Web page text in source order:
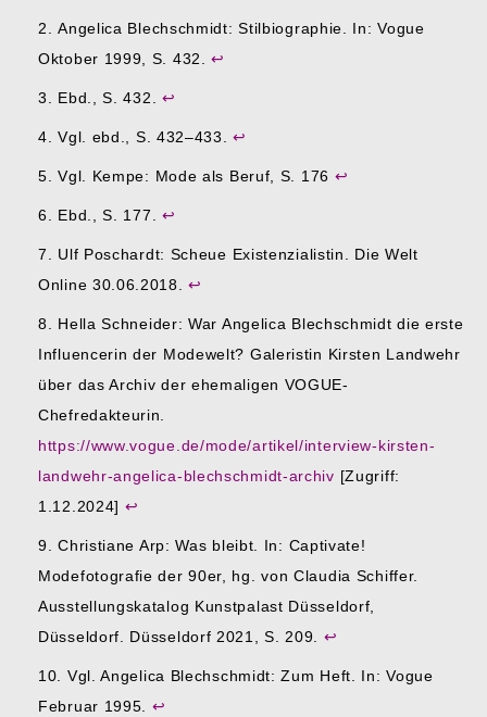
Angelica Blechschmidt: Stilbiographie. In: Vogue
Oktober 1999, S. 432.↩︎
Ebd., S. 432. ↩︎
Vgl. ebd., S. 432–433.↩︎
Vgl. Kempe: Mode als Beruf, S. 176 ↩︎
Ebd., S. 177. ↩︎
Ulf Poschardt: Scheue Existenzialistin. Die Welt
Online 30.06.2018.↩︎
Hella Schneider: War Angelica Blechschmidt die erste
Influencerin der Modewelt? Galeristin Kirsten Landwehr
über das Archiv der ehemaligen VOGUE-
Chefredakteurin.
https://www.vogue.de/mode/artikel/interview-kirsten-
landwehr-angelica-blechschmidt-archiv [Zugriff:
1.12.2024] ↩︎
Christiane Arp: Was bleibt. In: Captivate!
Modefotografie der 90er, hg. von Claudia Schiffer.
Ausstellungskatalog Kunstpalast Düsseldorf,
Düsseldorf. Düsseldorf 2021, S. 209. ↩︎
Vgl. Angelica Blechschmidt: Zum Heft. In: Vogue
Februar 1995. ↩︎